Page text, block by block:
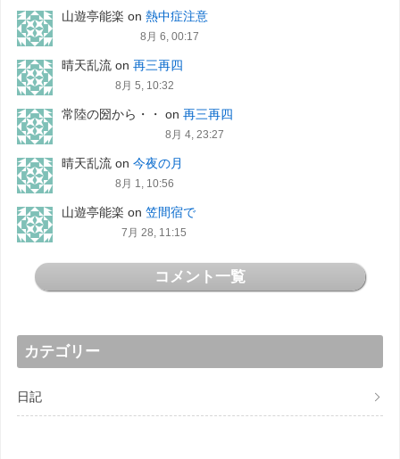
山遊亭能楽 on 熱中症注意
8月 6, 00:17
晴天乱流on 再三再四
8月 5, 10:32
常陸の圀から・・ on 再三再四
8月 4, 23:27
晴天乱流on 今夜の月
8月 1, 10:56
山遊亭能楽 on 笠間宿で
7月 28, 11:15
コメント一覧
カテゴリー
日記